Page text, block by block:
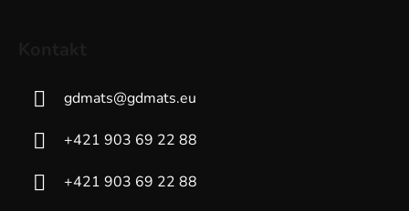
gdmats@gdmats.eu
+421 903 69 22 88
+421 903 69 22 88